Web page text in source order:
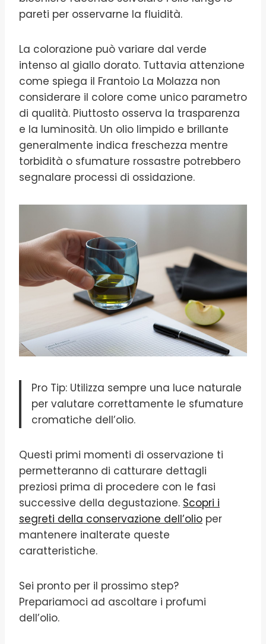
pareti per osservarne la fluidità.
La colorazione può variare dal verde
intenso al giallo dorato. Tuttavia attenzione
come spiega il Frantoio La Molazza non
considerare il colore come unico parametro
di qualità. Piuttosto osserva la trasparenza
e la luminosità. Un olio limpido e brillante
generalmente indica freschezza mentre
torbidità o sfumature rossastre potrebbero
segnalare processi di ossidazione.
Pro Tip: Utilizza sempre una luce naturale
per valutare correttamente le sfumature
cromatiche dell’olio.
Questi primi momenti di osservazione ti
permetteranno di catturare dettagli
preziosi prima di procedere con le fasi
successive della degustazione. Scopri i
segreti della conservazione dell’olio per
mantenere inalterate queste
caratteristiche.
Sei pronto per il prossimo step?
Prepariamoci ad ascoltare i profumi
dell’olio.